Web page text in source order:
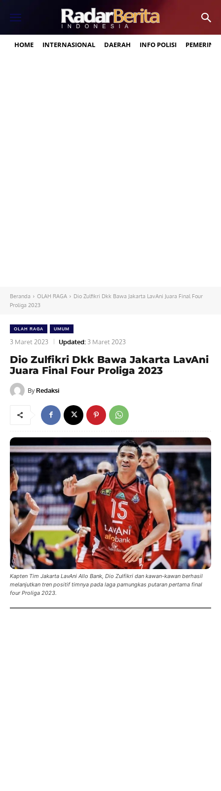
HOME INTERNASIONAL DAERAH INFO POLISI
Beranda OLAH RAGA
Dio Zulfikri Dkk Bawa Jakarta LavAni Juara Final Four
Proliga 2023
OLAH RAGA UMUM
3 Maret 2023 Updated: 3 Maret 2023
Dio Zulfikri Dkk Bawa Jakarta LavAni
Juara Final Four Proliga 2023
By Redaksi
Kapten Tim Jakarta LavAni Allo Bank, Dio Zulfikri dan kawan-kawan berhasil
melanjutkan tren positif timnya pada laga pamungkas putaran pertama final
four Proliga 2023.